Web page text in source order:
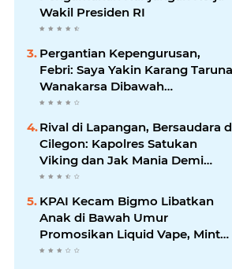
Wakil Presiden RI
Pergantian Kepengurusan,
Febri: Saya Yakin Karang Taruna
Wanakarsa Dibawah
Kepemimpinan Bung Entus
Rival di Lapangan, Bersaudara
Cilegon: Kapolres Satukan
Viking dan Jak Mania Demi
Nobar Damai Piala Presiden
KPAI Kecam Bigmo Libatkan
Anak di Bawah Umur
Promosikan Liquid Vape, Minta
Aparat Bertindak Tegas